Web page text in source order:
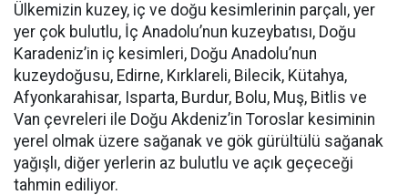
Ülkemizin kuzey, iç ve doğu kesimlerinin parçalı, yer
yer çok bulutlu, İç Anadolu’nun kuzeybatısı, Doğu
Karadeniz’in iç kesimleri, Doğu Anadolu’nun
kuzeydoğusu, Edirne, Kırklareli, Bilecik, Kütahya,
Afyonkarahisar, Isparta, Burdur, Bolu, Muş, Bitlis ve
Van çevreleri ile Doğu Akdeniz’in Toroslar kesiminin
yerel olmak üzere sağanak ve gök gürültülü sağanak
yağışlı, diğer yerlerin az bulutlu ve açık geçeceği
tahmin ediliyor.